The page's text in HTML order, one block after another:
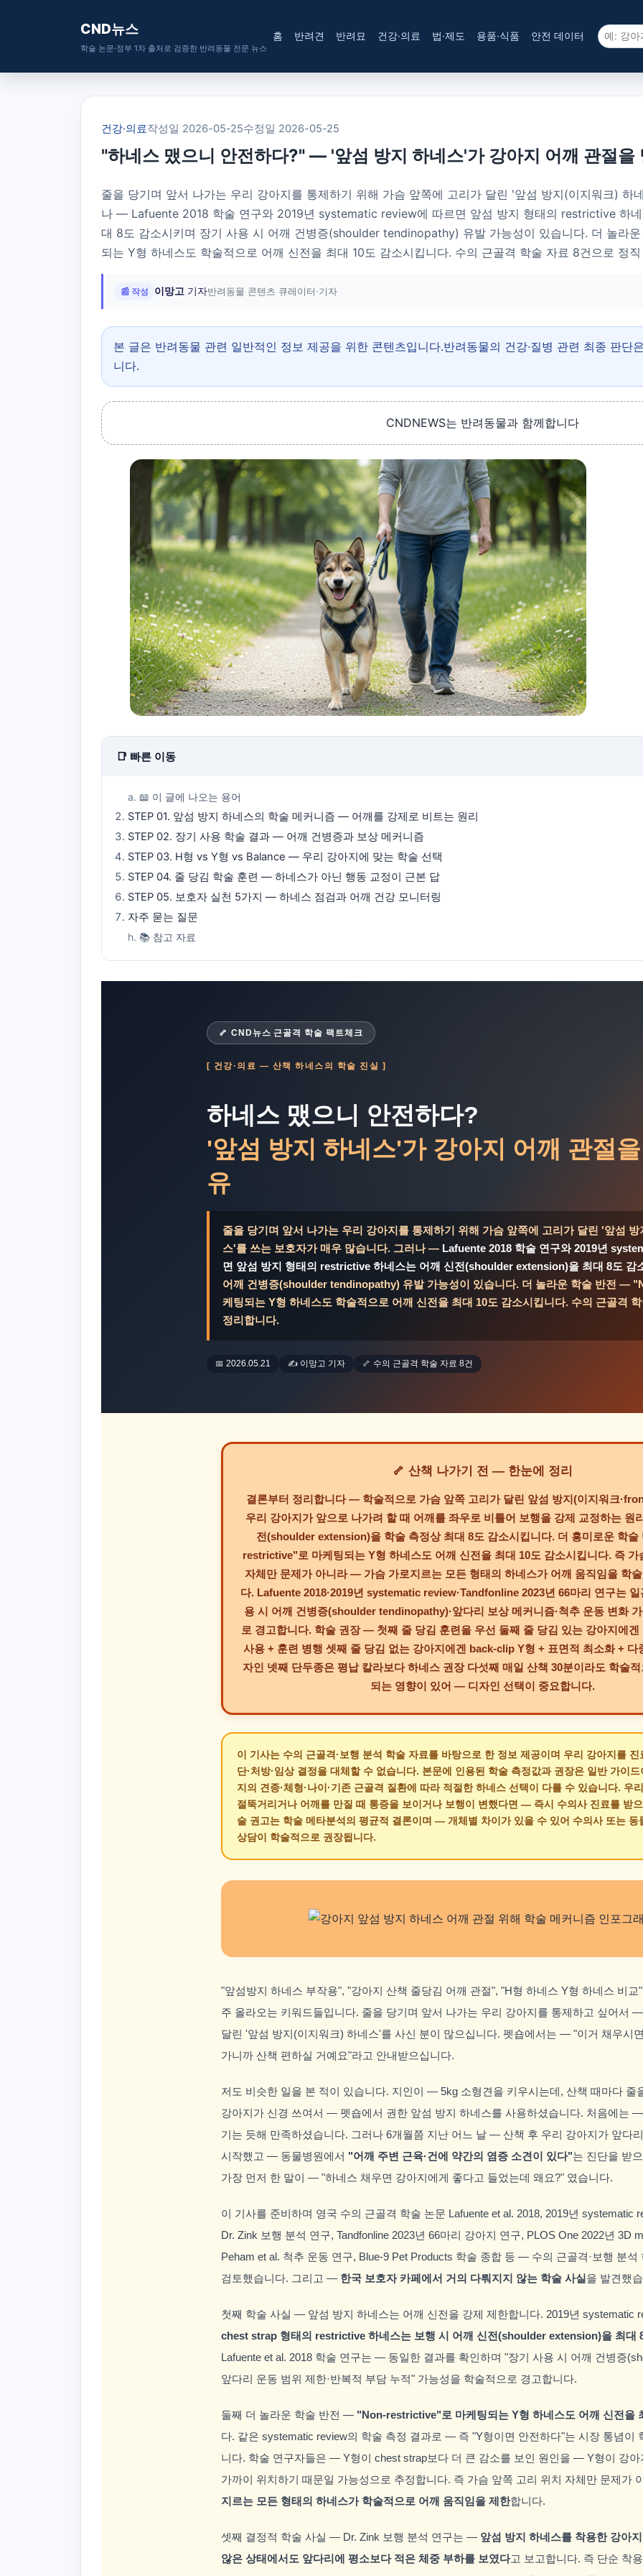
CND뉴스
학술 논문·정부 1차 출처로 검증한 반려동물 전문 뉴스
홈 반려견 반려묘 건강·의료 법·제도 용품·식품 안전 데이터
건강·의료작성일 2026-05-25수정일 2026-05-25
"하네스 맸으니 안전하다?" — '앞섬 방지 하네스'가 강아지 어깨 관절을
줄을 당기며 앞서 나가는 우리 강아지를 통제하기 위해 가슴 앞쪽에 고리가 달린 '앞섬 방지(이지워크) 하
나 — Lafuente 2018 학술 연구와 2019년 systematic review에 따르면 앞섬 방지 형태의 restrictive 하
대 8도 감소시키며 장기 사용 시 어깨 건병증(shoulder tendinopathy) 유발 가능성이 있습니다. 더 놀
되는 Y형 하네스도 학술적으로 어깨 신전을 최대 10도 감소시킵니다. 수의 근골격 학술 자료 8건으로 정
📰 작성 이망고 기자반려동물 콘텐츠 큐레이터·기자
본 글은 반려동물 관련 일반적인 정보 제공을 위한 콘텐츠입니다.반려동물의 건강·질병 관련 최종 판단
니다.
CNDNEWS는 반려동물과 함께합니다
📑 빠른 이동
📖 이 글에 나오는 용어
STEP 01. 앞섬 방지 하네스의 학술 메커니즘 — 어깨를 강제로 비트는 원리
STEP 02. 장기 사용 학술 결과 — 어깨 건병증과 보상 메커니즘
STEP 03. H형 vs Y형 vs Balance — 우리 강아지에 맞는 학술 선택
STEP 04. 줄 당김 학술 훈련 — 하네스가 아닌 행동 교정이 근본 답
STEP 05. 보호자 실천 5가지 — 하네스 점검과 어깨 건강 모니터링
자주 묻는 질문
📚 참고 자료
🦴 CND뉴스 근골격 학술 팩트체크
[ 건강·의료 — 산책 하네스의 학술 진실 ]
하네스 맸으니 안전하다?
'앞섬 방지 하네스'가 강아지 어깨 관절
유
줄을 당기며 앞서 나가는 우리 강아지를 통제하기 위해 가슴 앞쪽에 고리가 달린 '앞섬
스'를 쓰는 보호자가 매우 많습니다. 그러나 — Lafuente 2018 학술 연구와 2019년
면 앞섬 방지 형태의 restrictive 하네스는 어깨 신전(shoulder extension)을 최대 8도 감
어깨 건병증(shoulder tendinopathy) 유발 가능성이 있습니다. 더 놀라운 학술 반전 —
케팅되는 Y형 하네스도 학술적으로 어깨 신전을 최대 10도 감소시킵니다. 수의 근골격
정리합니다.
📅 2026.05.21 ✍️ 이망고 기자 🦴 수의 근골격 학술 자료 8건
🦴 산책 나가기 전 — 한눈에 정리
결론부터 정리합니다 — 학술적으로 가슴 앞쪽 고리가 달린 앞섬 방지(이지워크
우리 강아지가 앞으로 나가려 할 때 어깨를 좌우로 비틀어 보행을 강제 교정하는 원
전(shoulder extension)을 학술 측정상 최대 8도 감소시킵니다. 더 흥미로운 학
restrictive"로 마케팅되는 Y형 하네스도 어깨 신전을 최대 10도 감소시킵니다. 즉 가
자체만 문제가 아니라 — 가슴 가로지르는 모든 형태의 하네스가 어깨 움직임을 학
다. Lafuente 2018·2019년 systematic review·Tandfonline 2023년 66마리 연구는
용 시 어깨 건병증(shoulder tendinopathy)·앞다리 보상 메커니즘·척추 운동 변화
로 경고합니다. 학술 권장 — 첫째 줄 당김 훈련을 우선 둘째 줄 당김 있는 강아지에
사용 + 훈련 병행 셋째 줄 당김 없는 강아지에겐 back-clip Y형 + 표면적 최소화 + 다
자인 넷째 단두종은 평납 칼라보다 하네스 권장 다섯째 매일 산책 30분이라도 학술
되는 영향이 있어 — 디자인 선택이 중요합니다.
이 기사는 수의 근골격·보행 분석 학술 자료를 바탕으로 한 정보 제공이며 우리 강아지를
단·처방·임상 결정을 대체할 수 없습니다. 본문에 인용된 학술 측정값과 권장은 일반 가이
지의 견종·체형·나이·기존 근골격 질환에 따라 적절한 하네스 선택이 다를 수 있습니다. 우
절뚝거리거나 어깨를 만질 때 통증을 보이거나 보행이 변했다면 — 즉시 수의사 진료를 받
술 권고는 학술 메타분석의 평균적 결론이며 — 개체별 차이가 있을 수 있어 수의사 또는 동
상담이 학술적으로 권장됩니다.
"앞섬방지 하네스 부작용", "강아지 산책 줄당김 어깨 관절", "H형 하네스 Y형 하네스 비
주 올라오는 키워드들입니다. 줄을 당기며 앞서 나가는 우리 강아지를 통제하고 싶어서
달린 '앞섬 방지(이지워크) 하네스'를 사신 분이 많으십니다. 펫숍에서는 — "이거 채우시
가니까 산책 편하실 거예요"라고 안내받으십니다.
저도 비슷한 일을 본 적이 있습니다. 지인이 — 5kg 소형견을 키우시는데, 산책 때마다 줄
강아지가 신경 쓰여서 — 펫숍에서 권한 앞섬 방지 하네스를 사용하셨습니다. 처음에는
기는 듯해 만족하셨습니다. 그러나 6개월쯤 지난 어느 날 — 산책 후 우리 강아지가 앞다
시작했고 — 동물병원에서 "어깨 주변 근육·건에 약간의 염증 소견이 있다"는 진단을 받
가장 먼저 한 말이 — "하네스 채우면 강아지에게 좋다고 들었는데 왜요?" 였습니다.
이 기사를 준비하며 영국 수의 근골격 학술 논문 Lafuente et al. 2018, 2019년 systematic
Dr. Zink 보행 분석 연구, Tandfonline 2023년 66마리 강아지 연구, PLOS One 2022년 3D
Peham et al. 척추 운동 연구, Blue-9 Pet Products 학술 종합 등 — 수의 근골격·보행 분석
검토했습니다. 그리고 — 한국 보호자 카페에서 거의 다뤄지지 않는 학술 사실을 발견했
첫째 학술 사실 — 앞섬 방지 하네스는 어깨 신전을 강제 제한합니다. 2019년 systematic
chest strap 형태의 restrictive 하네스는 보행 시 어깨 신전(shoulder extension)을 최대
Lafuente et al. 2018 학술 연구는 — 동일한 결과를 확인하며 "장기 사용 시 어깨 건병증
앞다리 운동 범위 제한·반복적 부담 누적" 가능성을 학술적으로 경고합니다.
둘째 더 놀라운 학술 반전 — "Non-restrictive"로 마케팅되는 Y형 하네스도 어깨 신전을
다. 같은 systematic review의 학술 측정 결과로 — 즉 "Y형이면 안전하다"는 시장 통념이
니다. 학술 연구자들은 — Y형이 chest strap보다 더 큰 감소를 보인 원인을 — Y형이 강아
가까이 위치하기 때문일 가능성으로 추정합니다. 즉 가슴 앞쪽 고리 위치 자체만 문제가
지르는 모든 형태의 하네스가 학술적으로 어깨 움직임을 제한합니다.
셋째 결정적 학술 사실 — Dr. Zink 보행 분석 연구는 — 앞섬 방지 하네스를 착용한 강아
않은 상태에서도 앞다리에 평소보다 적은 체중 부하를 보였다고 보고합니다. 즉 단순 착